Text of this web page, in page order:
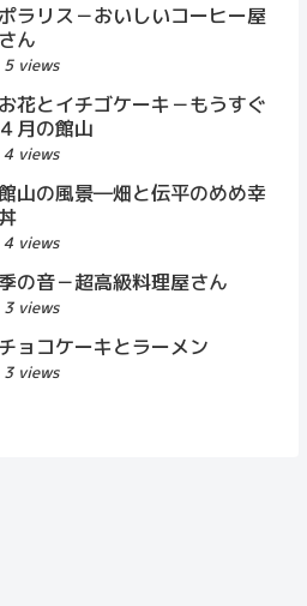
ラリス－おいしいコーヒー屋
さん
5 views
お花とイチゴケーキ－もうすぐ
４月の館山
4 views
山の風景―畑と伝平のめめ幸
4 views
の音－超高級料理屋さん
3 views
チョコケーキとラーメン
3 views